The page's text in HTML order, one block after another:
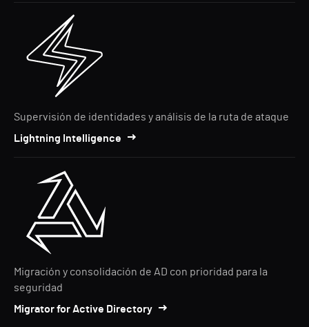
Supervisión de identidades y análisis de la ruta de ataque
Lightning Intelligence
Migración y consolidación de AD con prioridad para la
seguridad
Migrator for Active Directory